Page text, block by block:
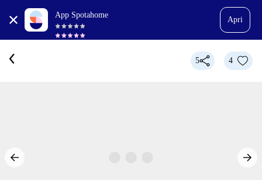
App Spotahome
Apri
5 4